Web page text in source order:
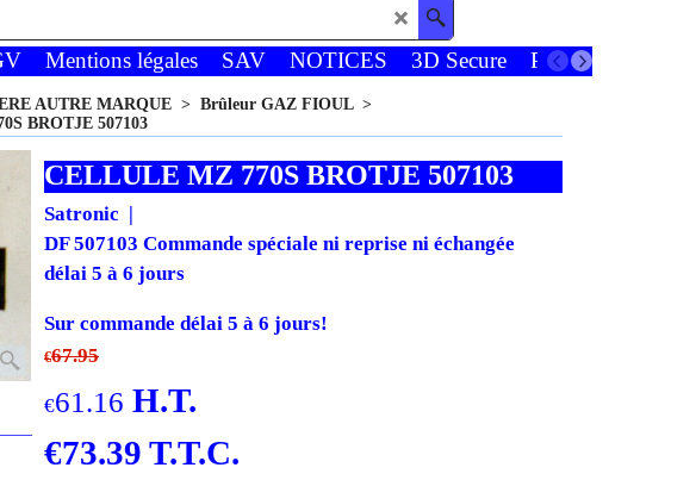
Mentions légales SAV NOTICES 3D Secure Paiements
AUTRE MARQUE > Brûleur GAZ FIOUL>
BROTJE 507103
CELLULE MZ 770S BROTJE 507103
Satronic
DF 507103 Commande spéciale ni reprise ni échangée
délai 5 à 6 jours
Sur commande délai 5 à 6 jours!
€67.95
€61.16 H.T.
€73.39 T.T.C.